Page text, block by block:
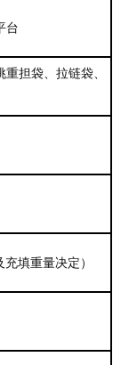
台
担袋、拉链袋、
填重量决定）